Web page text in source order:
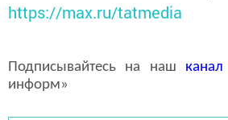
https://max.ru/tatmedia
Подписывайтесь на наш канал
информ»